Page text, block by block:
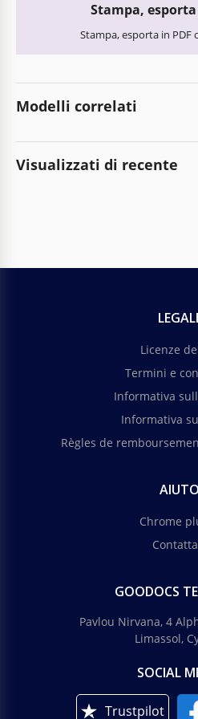
Stampa,
Stampa, esporta in PDF
Modelli correlati
Visualizzati di recente
Licenze
Termini e
Informativa
Informativa
Règles de
AIUTO
Chrome
GOODOCS
Pavlou Nirvana, 4
Limassol,
SOCIAL
Trustpilot